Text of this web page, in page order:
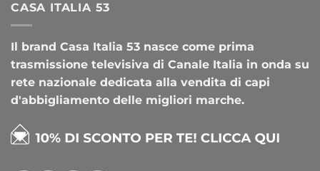
CASA ITALIA 53
Il brand Casa Italia 53 nasce come prima
trasmissione televisiva di Canale Italia in onda su
rete nazionale dedicata alla vendita di capi
d'abbigliamento delle migliori marche.